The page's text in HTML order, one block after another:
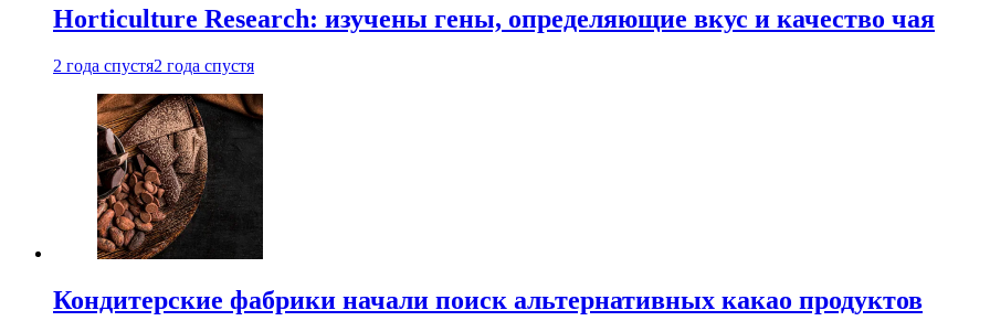
Horticulture Research: изучены гены, определяющие вкус и качество чая
2 года спустя2 года спустя
Кондитерские фабрики начали поиск альтернативных какао продуктов